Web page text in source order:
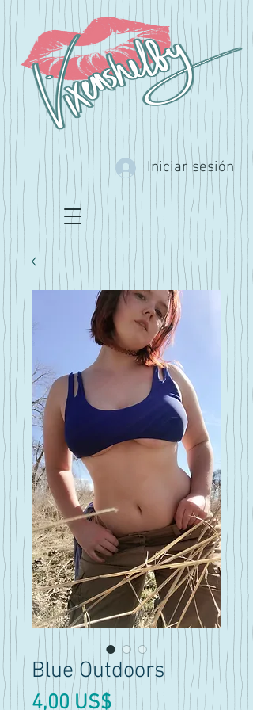
Iniciar sesión
Blue Outdoors
4,00 US$Precio